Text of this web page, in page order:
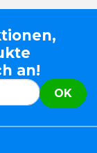
an!
OK